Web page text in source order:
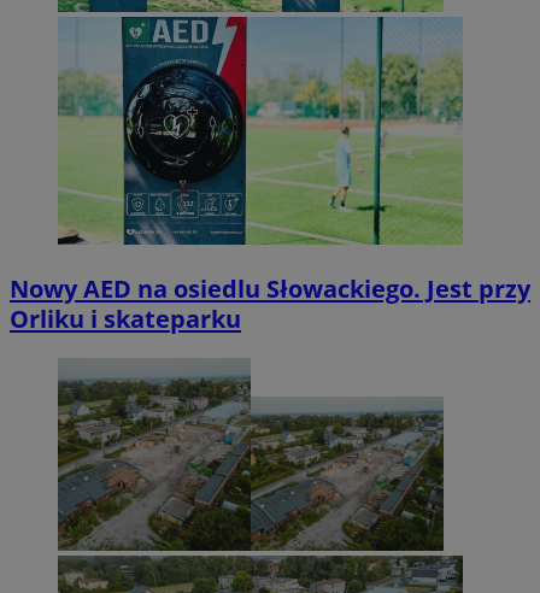
Nowy AED na osiedlu Słowackiego. Jest przy
Orliku i skateparku